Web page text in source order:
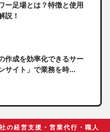
ー足場とは？特徴と使用
説！
作成を効率化できるサー
サイト」で業務を時...
たらいい？
の経営支援・営業代行・職人